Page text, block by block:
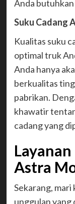
Anda
Suku Cadang
Kualitas suku
optimal truk
Anda hanya
berkualitas
pabrikan.
khawatir
cadang yang
Astra
Sekarang,
unggulan